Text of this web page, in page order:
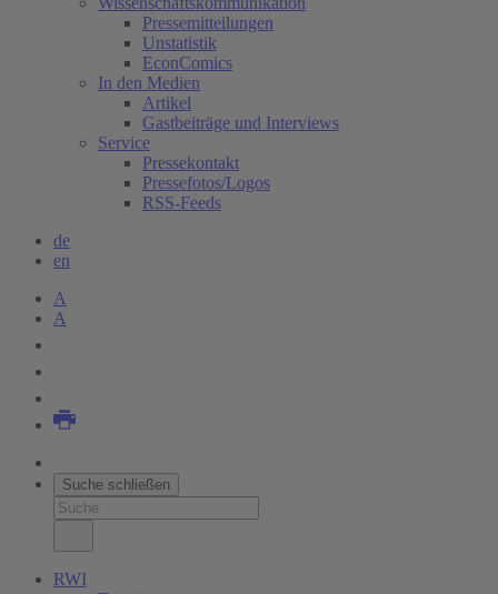
Pressemitteilungen
Unstatistik
EconComics
In den Medien
Artikel
Gastbeiträge und Interviews
Service
Pressekontakt
Pressefotos/Logos
RSS-Feeds
de
en
A
A
Suche schließen
RWI